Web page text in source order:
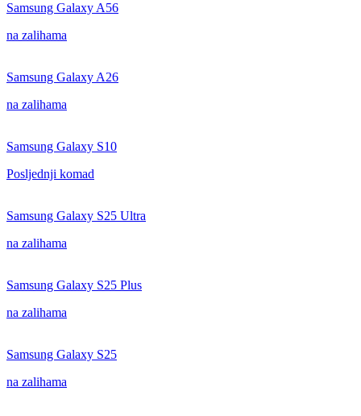
Samsung Galaxy A56
na zalihama
Samsung Galaxy A26
na zalihama
Samsung Galaxy S10
Posljednji komad
Samsung Galaxy S25 Ultra
na zalihama
Samsung Galaxy S25 Plus
na zalihama
Samsung Galaxy S25
na zalihama